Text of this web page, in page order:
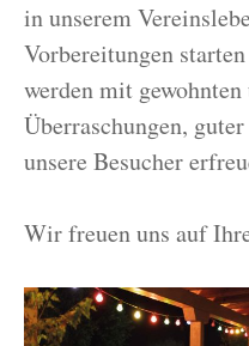
in unserem
Vorbereitungen
werden mit gewohnten
Überraschungen,
unsere Besucher
Wir freuen uns auf